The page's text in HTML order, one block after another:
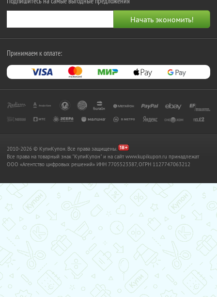
Принимаем к оплате:
2010-2026 © КупиКупон. Все права защищены.
Все права на товарный знак "КупиКупон" и на сайт www.kupikupon.ru принадлежат
OOO «Агентство цифровых решений» ИНН 7705523387, ОГРН 1127747063212